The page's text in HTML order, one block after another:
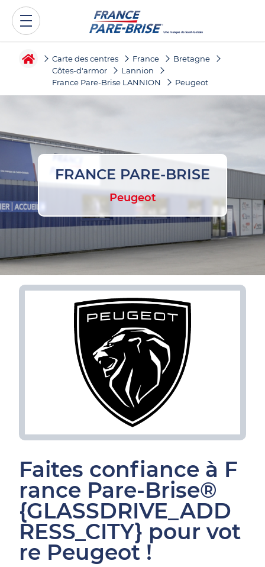
Carte des centres France
Bretagne
Côtes-d'armor
Lannion
France Pare-Brise LANNION
Peugeot
FRANCE PARE-BRISE
Peugeot
Faites confiance à F
rance Pare-Brise®
{GLASSDRIVE_ADD
RESS_CITY} pour vot
re Peugeot !